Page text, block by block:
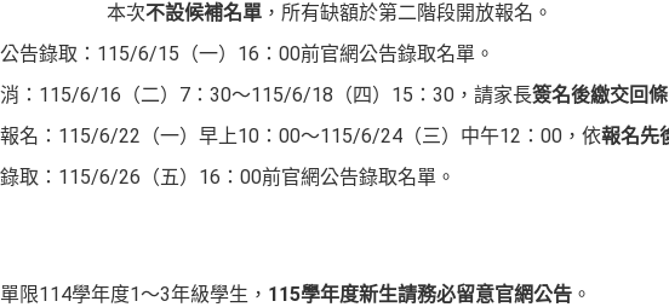
次不設候補名單 ，所有缺額於第二階段開放報名。
告錄取：115/6/15（一）16：00前官網公告錄取名單。
：115/6/16（二）7：30～115/6/18（四）15：30，請家長簽名後繳交回條
名：115/6/22（一）早上10：00～115/6/24（三）中午12：00，依報名先
取：115/6/26（五）16：00前官網公告錄取名單。
限114學年度1～3年級學生， 115學年度新生請務必留意官網公告 。